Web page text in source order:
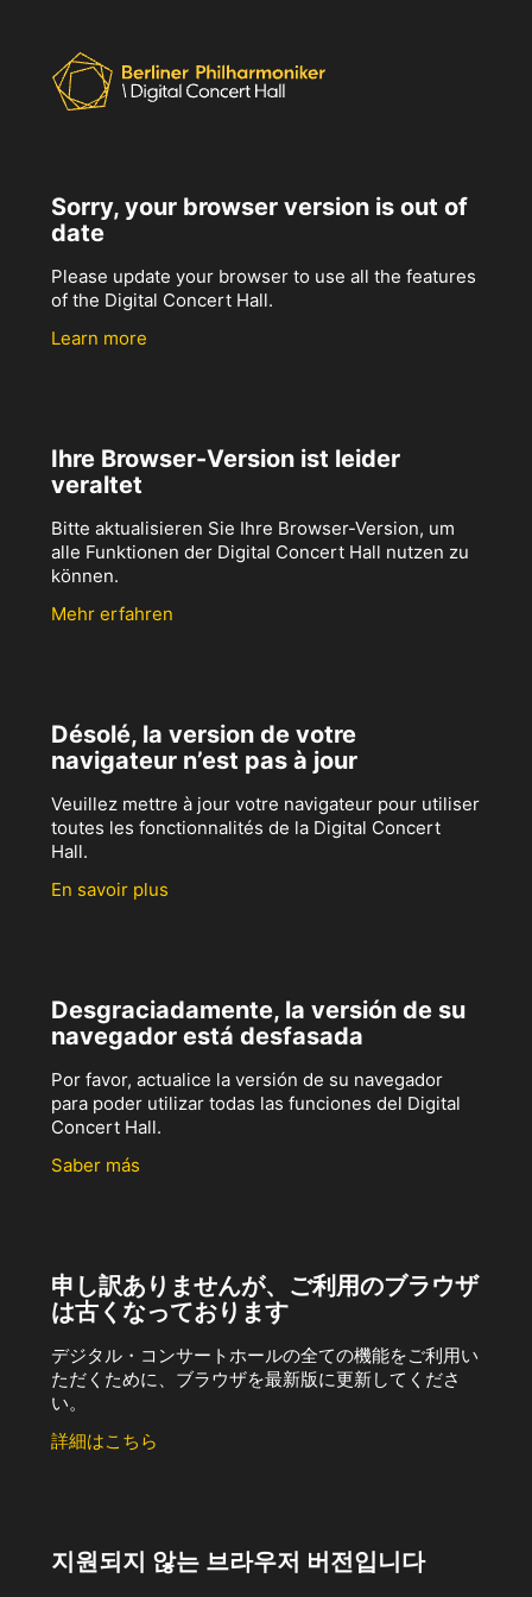
Sorry, your browser version is out of
date
Please update your browser to use all the features
of the Digital Concert Hall.
Learn more
Ihre Browser-Version ist leider
veraltet
Bitte aktualisieren Sie Ihre Browser-Version, um
alle Funktionen der Digital Concert Hall nutzen zu
können.
Mehr erfahren
Désolé, la version de votre
navigateur n’est pas à jour
Veuillez mettre à jour votre navigateur pour utiliser
toutes les fonctionnalités de la Digital Concert
Hall.
En savoir plus
Desgraciadamente, la versión de su
navegador está desfasada
Por favor, actualice la versión de su navegador
para poder utilizar todas las funciones del Digital
Concert Hall.
Saber más
申し訳ありませんが、ご利用のブラウザ
は古くなっております
デジタル・コンサートホールの全ての機能をご利用い
ただくために、ブラウザを最新版に更新してくださ
い。
詳細はこちら
지원되지 않는 브라우저 버전입니다